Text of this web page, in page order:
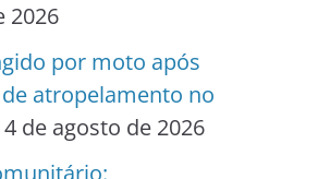
2026
por moto após
atropelamento no
4 de agosto de 2026